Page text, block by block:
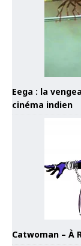
Eega : la
cinéma indien
Catwoman – À